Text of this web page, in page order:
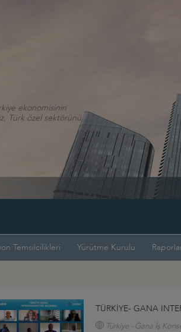
ekonomisinin
Türk özel sektörünü
Temsilcilikleri Yürütme Kurulu
TÜRKİYE- GANA
Türkiye - Gana İş